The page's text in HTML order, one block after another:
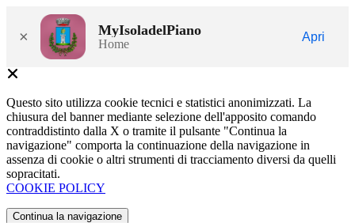
× MyIsoladelPiano
Home
Apri
Questo sito utilizza cookie tecnici e statistici anonimizzati. La
chiusura del banner mediante selezione dell'apposito comando
contraddistinto dalla X o tramite il pulsante "Continua la
navigazione" comporta la continuazione della navigazione in
assenza di cookie o altri strumenti di tracciamento diversi da quelli
sopracitati.
COOKIE POLICY
Continua la navigazione